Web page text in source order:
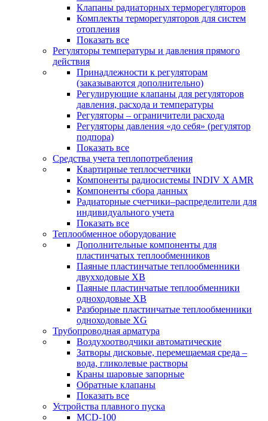
Клапаны радиаторных терморегуляторов
Комплекты терморегуляторов для систем
отопления
Показать все
Регуляторы температуры и давления прямого
действия
Принадлежности к регуляторам
(заказываются дополнительно)
Регулирующие клапаны для регуляторов
давления, расхода и температуры
Регуляторы – ограничители расхода
Регуляторы давления «до себя» (регулятор
подпора)
Показать все
Средства учета теплопотребления
Квартирные теплосчетчики
Компоненты радиосистемы INDIV X AMR
Компоненты сбора данных
Радиаторные счетчики–распределители для
индивидуального учета
Показать все
Теплообменное оборудование
Дополнительные компоненты для
пластинчатых теплообменников
Паяные пластинчатые теплообменники
двухходовые XB
Паяные пластинчатые теплообменники
одноходовые ХВ
Разборные пластинчатые теплообменники
одноходовые ХG
Трубопроводная арматура
Воздухоотводчики автоматические
Затворы дисковые, перемещаемая среда –
вода, гликолевые растворы
Краны шаровые запорные
Обратные клапаны
Показать все
Устройства плавного пуска
MCD-100